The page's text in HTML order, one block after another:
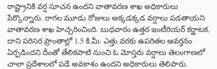
రాష్ట్రానికి వర్ష సూచన ఉందని వాతావరణ శాఖ అధికారులు
పేర్కొన్నారు. రాగల మూడు రోజులు అక్కడక్కడ వర్షాలు పడతాయని
వాతావరణ శాఖ హెచ్చరించింది. బుధవారం ఉత్తర ఇంటీరియర్ కర్ణాటక,
దాని పరిసర ప్రాంతాల్లో 1.5 కి.మీ. ఎత్తు వరకు ఉపరితల ఆవర్తనం
ఏర్పడిందని దీంతో తేలికపాటి నుంచి ఓ మోస్తరు వర్షాలు తెలంగాణలో
చాలా ప్రదేశాలలో పడే అవకాశం ఉందని అధికారులు తెలిపారు.